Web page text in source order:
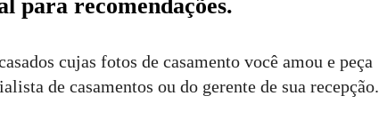
para recomendações.
cujas fotos de casamento você amou e peça
de casamentos ou do gerente de sua recepção.